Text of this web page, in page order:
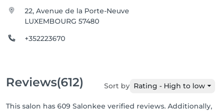
22, Avenue de la Porte-Neuve
LUXEMBOURG 57480
+352223670
Reviews(612) Sort by Rating - High to low
This salon has 609 Salonkee verified reviews. Additionally,